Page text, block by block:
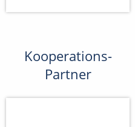
Kooperations-
Partner